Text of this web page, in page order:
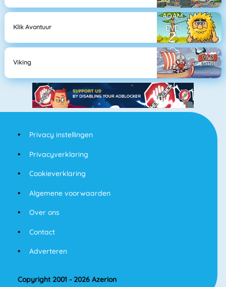
Klik Avontuur
Viking
Privacy instellingen
Privacyverklaring
Cookieverklaring
Algemene voorwaarden
Over ons
Contact
Adverteren
Copyright 2001 - 2026 Azerion